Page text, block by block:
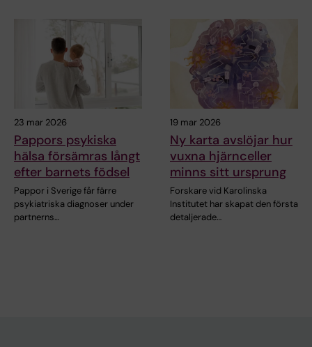
23 mar 2026
Pappors psykiska
hälsa försämras långt
efter barnets födsel
Pappor i Sverige får färre
psykiatriska diagnoser under
partnerns…
19 mar 2026
Ny karta avslöjar hur
vuxna hjärnceller
minns sitt ursprung
Forskare vid Karolinska
Institutet har skapat den första
detaljerade…